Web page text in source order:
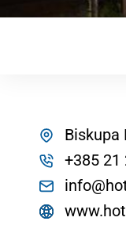
Biskupa
+385 21